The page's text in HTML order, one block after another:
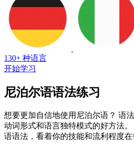
130+ 种语言
开始学习
尼泊尔语语法练习
想要更加自信地使用尼泊尔语？ 语
动词形式和语言独特模式的好方法
语语法，看着你的技能和流利程度在